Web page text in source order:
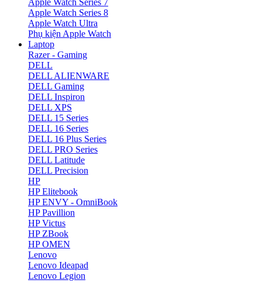
Apple Watch Series 7
Apple Watch Series 8
Apple Watch Ultra
Phụ kiện Apple Watch
Laptop
Razer - Gaming
DELL
DELL ALIENWARE
DELL Gaming
DELL Inspiron
DELL XPS
DELL 15 Series
DELL 16 Series
DELL 16 Plus Series
DELL PRO Series
DELL Latitude
DELL Precision
HP
HP Elitebook
HP ENVY - OmniBook
HP Pavillion
HP Victus
HP ZBook
HP OMEN
Lenovo
Lenovo Ideapad
Lenovo Legion